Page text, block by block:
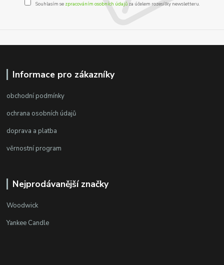
Souhlasím se zpracováním osobních údajůza účelem rozesílky newsletteru.
Informace pro zákazníky
obchodní podmínky
ochrana osobních údajů
doprava a platba
věrnostní program
Nejprodávanější značky
Woodwick
Yankee Candle